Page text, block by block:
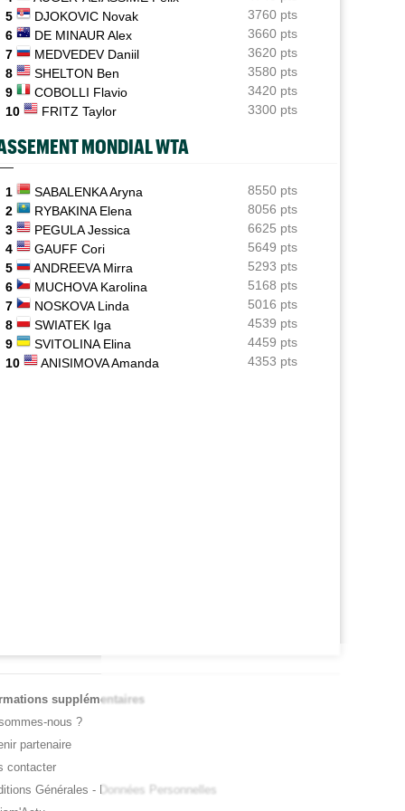
ATP - Cincinnati
Comme Carlos Alcaraz, Holger Rune a renoncé à
Cincinnati
07/08
WTA - Toronto
Rybakina, Andreeva, Osaka, Gauff... horaires et
WTA - Toronto
Jelena Ostapenko dénonce les messages d'insultes et
de menaces
5
DJOKOVIC Novak
3760 pts
6
DE MINAUR Alex
3660 pts
7
MEDVEDEV Daniil
3620 pts
8
SHELTON Ben
3580 pts
9
COBOLLI Flavio
3420 pts
10
FRITZ Taylor 3300 pts
MONDIAL WTA
1 SABALENKA Aryna
8550 pts
2
RYBAKINA Elena
8056 pts
3
PEGULA Jessica
6625 pts
4
GAUFF Cori
5649 pts
5
ANDREEVA Mirra
5293 pts
6
MUCHOVA Karolina
5168 pts
7
NOSKOVA Linda
5016 pts
8
SWIATEK Iga
4539 pts
9
SVITOLINA Elina
4459 pts
10
ANISIMOVA Amanda 4353 pts
supplémentaires
nous ?
partenaire
contacter
Générales - Données Personnelles